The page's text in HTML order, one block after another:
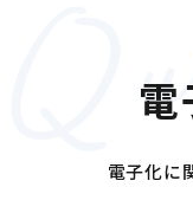
電
電子化に